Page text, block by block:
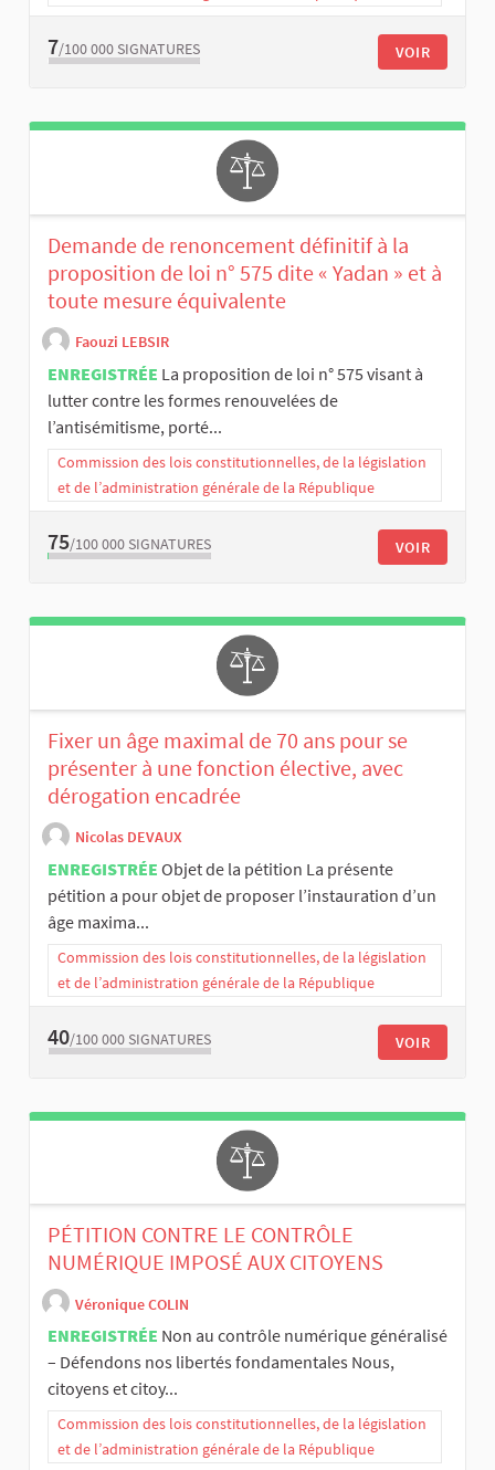
7/100 000 SIGNATURES VOIR
Demande de renoncement définitif à la
proposition de loi n° 575 dite « Yadan » et à
toute mesure équivalente
Faouzi LEBSIR
ENREGISTRÉE La proposition de loi n° 575 visant à
lutter contre les formes renouvelées de
l’antisémitisme, porté...
Commission des lois constitutionnelles, de la législation
et de l’administration générale de la République
75/100 000 SIGNATURES VOIR
Fixer un âge maximal de 70 ans pour se
présenter à une fonction élective, avec
dérogation encadrée
Nicolas DEVAUX
ENREGISTRÉE Objet de la pétition La présente
pétition a pour objet de proposer l’instauration d’un
âge maxima...
Commission des lois constitutionnelles, de la législation
et de l’administration générale de la République
40/100 000 SIGNATURES VOIR
PÉTITION CONTRE LE CONTRÔLE
NUMÉRIQUE IMPOSÉ AUX CITOYENS
Véronique COLIN
ENREGISTRÉE Non au contrôle numérique généralisé
– Défendons nos libertés fondamentales Nous,
citoyens et citoy...
Commission des lois constitutionnelles, de la législation
et de l’administration générale de la République